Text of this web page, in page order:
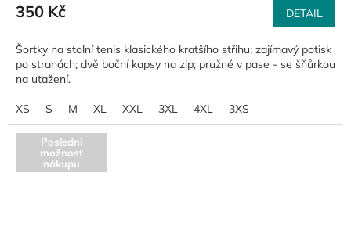
350 Kč DETAIL
Šortky na stolní tenis klasického kratšího střihu; zajímavý potisk
po stranách; dvě boční kapsy na zip; pružné v pase - se šňůrkou
na utažení.
XS S M XL XXL 3XL 4XL 3XS
Poslední
možnost
nákupu